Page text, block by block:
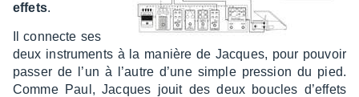
effets.
Il connecte ses
deux instru­ments à la manière de Jacques, pour pouvoir
passer de l’un à l’autre d’une simple pres­sion du pied.
Comme Paul, Jacques jouit des deux boucles d’ef­fets